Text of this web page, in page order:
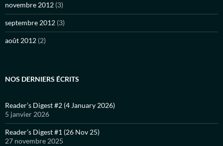
novembre 2012 (3)
septembre 2012 (3)
août 2012 (2)
NOS DERNIERS ÉCRITS
Reader’s Digest #2 (4 January 2026)
5 janvier 2026
Reader’s Digest #1 (26 Nov 25)
27 novembre 2025